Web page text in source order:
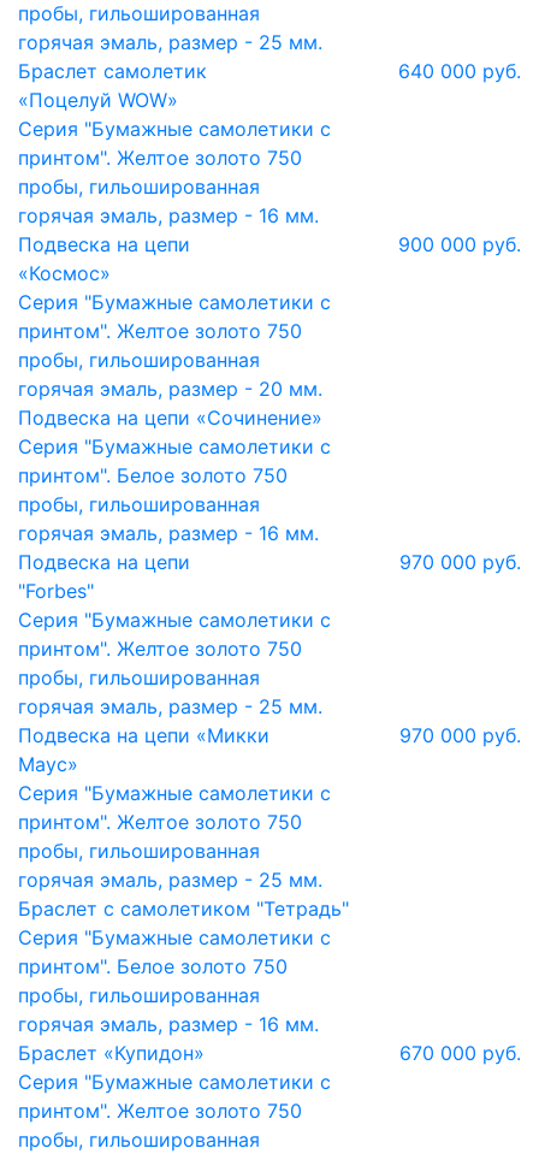
пробы, гильошированная
горячая эмаль, размер - 25 мм.
Браслет самолетик
«Поцелуй WOW»
640 000 руб.
Серия "Бумажные самолетики с
принтом". Желтое золото 750
пробы, гильошированная
горячая эмаль, размер - 16 мм.
Подвеска на цепи
«Космос»
900 000 руб.
Серия "Бумажные самолетики с
принтом". Желтое золото 750
пробы, гильошированная
горячая эмаль, размер - 20 мм.
Подвеска на цепи «Сочинение»
Серия "Бумажные самолетики с
принтом". Белое золото 750
пробы, гильошированная
горячая эмаль, размер - 16 мм.
Подвеска на цепи
"Forbes"
970 000 руб.
Серия "Бумажные самолетики с
принтом". Желтое золото 750
пробы, гильошированная
горячая эмаль, размер - 25 мм.
Подвеска на цепи «Микки
Маус»
970 000 руб.
Серия "Бумажные самолетики с
принтом". Желтое золото 750
пробы, гильошированная
горячая эмаль, размер - 25 мм.
Браслет с самолетиком "Тетрадь"
Серия "Бумажные самолетики с
принтом". Белое золото 750
пробы, гильошированная
горячая эмаль, размер - 16 мм.
Браслет «Купидон»
670 000 руб.
Серия "Бумажные самолетики с
принтом". Желтое золото 750
пробы, гильошированная